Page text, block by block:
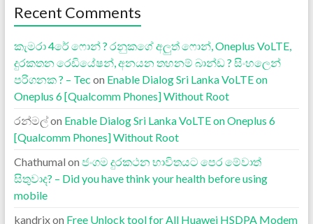
Recent Comments
කැමරා 4රේ ෆොන් ? රනුකගේ අලුත් ෆොන්, Oneplus VoLTE,
දුරකතන රෙඩියේෂන්, අනයන තහනම් බාන්ඩ ? සිංහලෙන්
පරිගනක ? – Tec on Enable Dialog Sri Lanka VoLTE on
Oneplus 6 [Qualcomm Phones] Without Root
රන්මල්on Enable Dialog Sri Lanka VoLTE on Oneplus 6
[Qualcomm Phones] Without Root
Chathumal on ජංගම දුරකථන භාවිතයට පෙර මේවාත්
සිතුවාද? – Did you have think your health before using
mobile
kandrixon Free Unlock tool for All Huawei HSDPA Modem